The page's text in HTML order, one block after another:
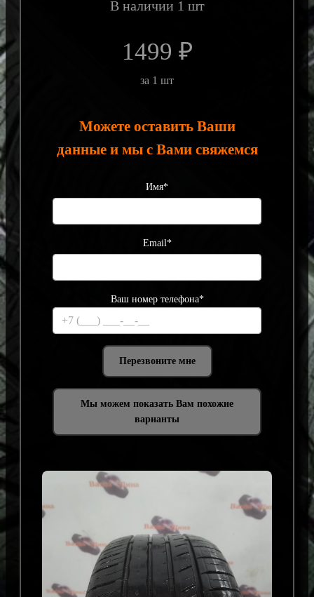
В наличии 1 шт
1499 ₽
за 1 шт
Можете оставить Ваши
данные и мы с Вами свяжемся
Имя*
Email*
Ваш номер телефона*
Мы можем показать Вам похожие
варианты